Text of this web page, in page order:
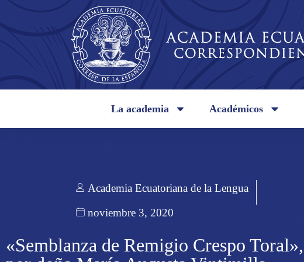
La academia Académicos
Academia Ecuatoriana de la Lengua
noviembre 3, 2020
«Semblanza de Remigio Crespo Toral»,